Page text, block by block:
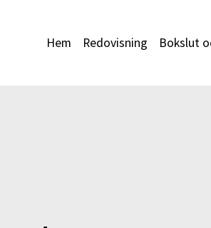
Hem Redovisning Bokslut